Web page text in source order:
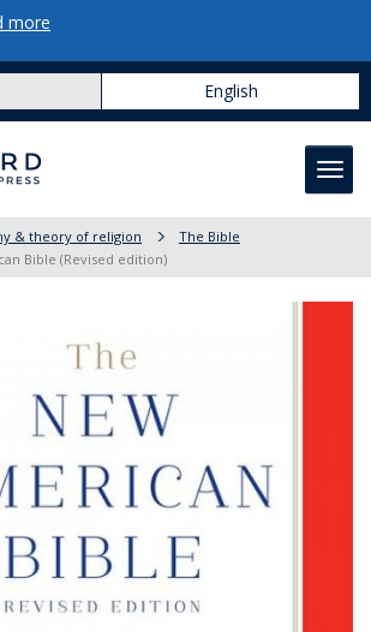
more
English
& theory of religion
The Bible
Bible (Revised edition)